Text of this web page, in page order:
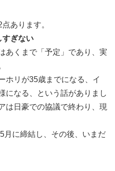
あります。
すぎない
あくまで「予定」であり、実
ホリが35歳までになる、イ
になる、という話がありまし
は日豪での協議で終わり、現
月に締結し、その後、いまだ